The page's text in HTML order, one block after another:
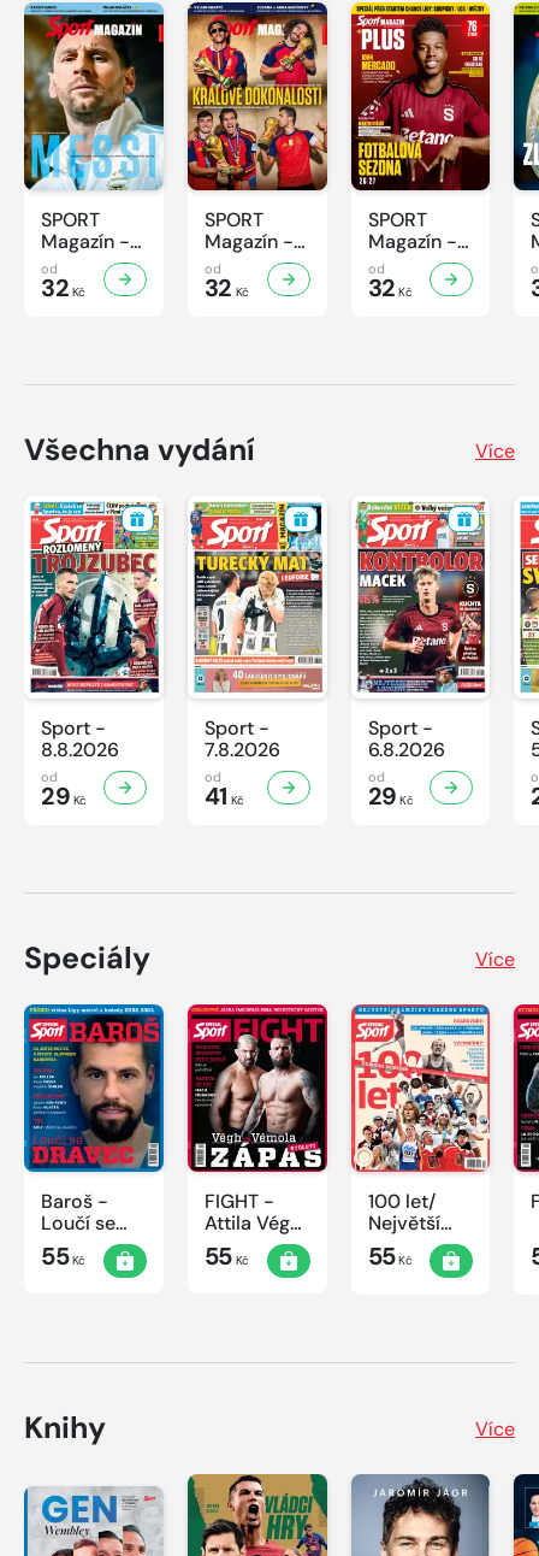
SPORT
Magazín -
32/2026
od
32 Kč
SPORT
Magazín -
31/2026
od
32 Kč
SPORT
Magazín -
30/2026
od
32 Kč
Všechna vydání Více
Sport -
8.8.2026
od
29 Kč
Sport -
7.8.2026
od
41 Kč
Sport -
6.8.2026
od
29 Kč
Speciály Více
Baroš -
Loučí se
dravec
55Kč
FIGHT -
Attila Végh
vs. Karlos
Vémola
55Kč
100 let/
Největší
okamžiky
českého
55Kč
Knihy Více